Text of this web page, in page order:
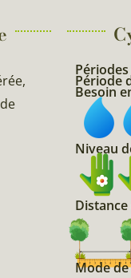
Période
Besoin
Niveau
Mode